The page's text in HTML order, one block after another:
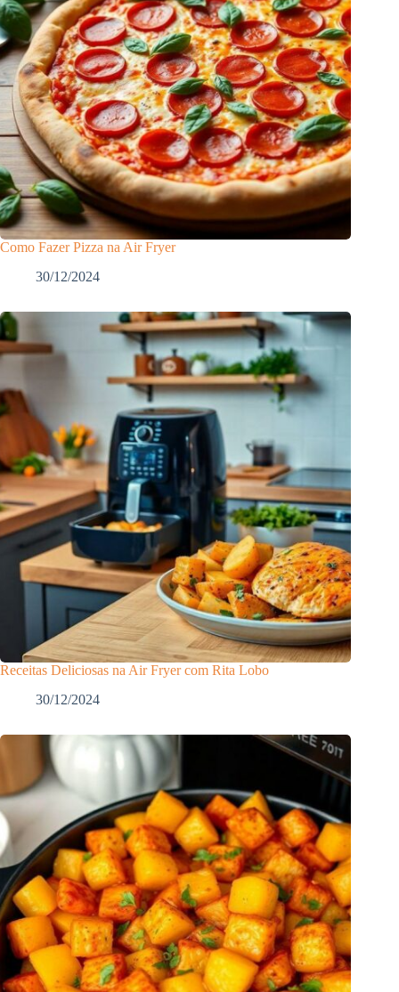
Como Fazer Pizza na Air Fryer
30/12/2024
Receitas Deliciosas na Air Fryer com Rita Lobo
30/12/2024